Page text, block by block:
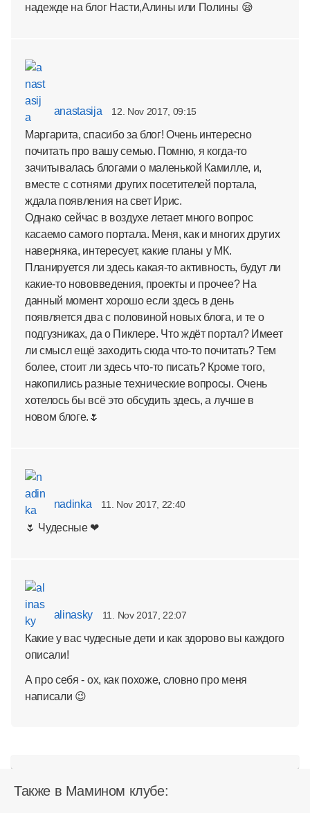
надежде на блог Насти,Алины или Полины 😪
anastasija 12. Nov 2017, 09:15
Маргарита, спасибо за блог! Очень интересно
почитать про вашу семью. Помню, я когда-то
зачитывалась блогами о маленькой Камилле, и,
вместе с сотнями других посетителей портала,
ждала появления на свет Ирис.
Однако сейчас в воздухе летает много вопрос
касаемо самого портала. Меня, как и многих других
наверняка, интересует, какие планы у МК.
Планируется ли здесь какая-то активность, будут ли
какие-то нововведения, проекты и прочее? На
данный момент хорошо если здесь в день
появляется два с половиной новых блога, и те о
подгузниках, да о Пиклере. Что ждёт портал? Имеет
ли смысл ещё заходить сюда что-то почитать? Тем
более, стоит ли здесь что-то писать? Кроме того,
накопились разные технические вопросы. Очень
хотелось бы всё это обсудить здесь, а лучше в
новом блоге.🌷
nadinka 11. Nov 2017, 22:40
🌷 Чудесные ❤
alinasky 11. Nov 2017, 22:07
Какие у вас чудесные дети и как здорово вы каждого
описали!
А про себя - ох, как похоже, словно про меня
написали 😉
Также в Мамином клубе: